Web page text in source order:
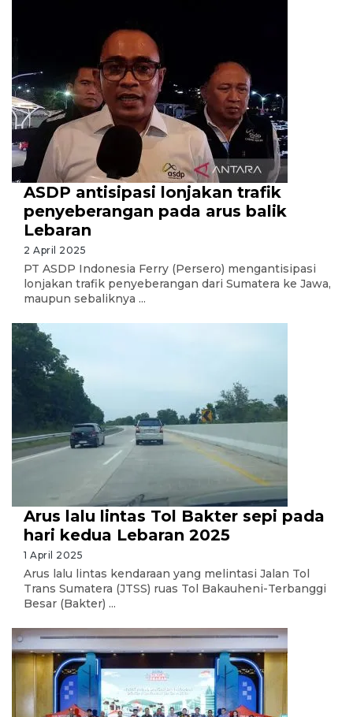
ASDP antisipasi lonjakan trafik
penyeberangan pada arus balik
Lebaran
2 April 2025
PT ASDP Indonesia Ferry (Persero) mengantisipasi
lonjakan trafik penyeberangan dari Sumatera ke Jawa,
maupun sebaliknya ...
Arus lalu lintas Tol Bakter sepi pada
hari kedua Lebaran 2025
1 April 2025
Arus lalu lintas kendaraan yang melintasi Jalan Tol
Trans Sumatera (JTSS) ruas Tol Bakauheni-Terbanggi
Besar (Bakter) ...